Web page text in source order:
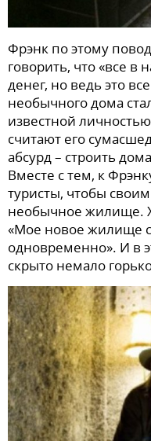
Фрэнк по этому
говорить, что «все в
денег, но ведь это
необычного дома
известной
считают его
абсурд – строить
Вместе с тем, к
туристы, чтобы
необычное жилище.
«Мое новое жилище
одновременно». И в
скрыто немало